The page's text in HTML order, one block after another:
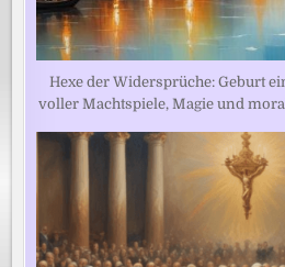
Hexe der Widersprüche: Geburt
voller Machtspiele, Magie und